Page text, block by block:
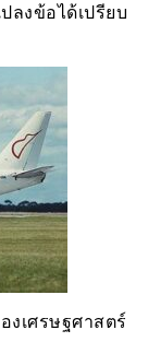
ลงข้อได้เปรียบ
งเศรษฐศาสตร์